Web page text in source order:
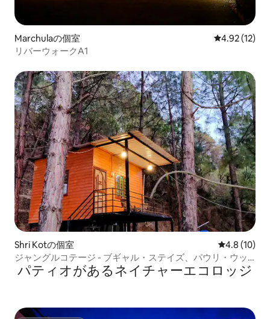
Marchulaの個室 レビュー12
4.92 (12)
リバーウォークA1
Shri Kotの個室 レビュー10
4.8 (10)
ジャングルコテージ - ブギャル・ステイズ、パウリ・ウッ
タラーカンド
パティオがあるネイチャーエコロッジ